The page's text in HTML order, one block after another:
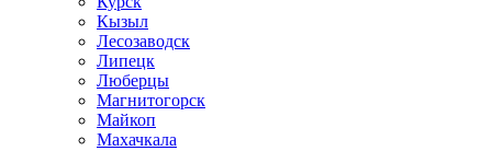
Кызыл
Лесозаводск
Липецк
Люберцы
Магнитогорск
Майкоп
Махачкала